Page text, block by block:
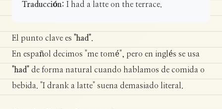
Traducción:
I had a latte on the terrace.
El punto clave es "had"
En español decimos "me tomé", pero en inglés se usa
"had" de forma natural cuando hablamos de comida o
bebida. "I drank a latte" suena demasiado literal.